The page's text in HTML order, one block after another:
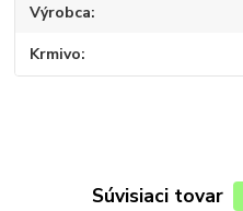
Výrobca
Krmivo
Súvisiaci tovar